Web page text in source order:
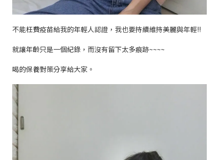
不能枉費疫苗給我的年輕人認證，我也要持續維持美麗與年輕!!
就讓年齡只是一個紀錄，而沒有留下太多痕跡~~~~
喝的保養對策分享給大家。